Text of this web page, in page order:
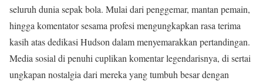
seluruh dunia sepak bola. Mulai dari penggemar, mantan pemain,
hingga komentator sesama profesi mengungkapkan rasa terima
kasih atas dedikasi Hudson dalam menyemarakkan pertandingan.
Media sosial di penuhi cuplikan komentar legendarisnya, di sertai
ungkapan nostalgia dari mereka yang tumbuh besar dengan